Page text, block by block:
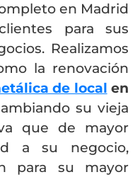
en Madrid
para sus
Realizamos
la renovación
de local en
su vieja
que de mayor
a su negocio,
para su mayor